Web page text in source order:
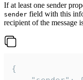
If at least one sender
sender field with this
recipient of the message
{